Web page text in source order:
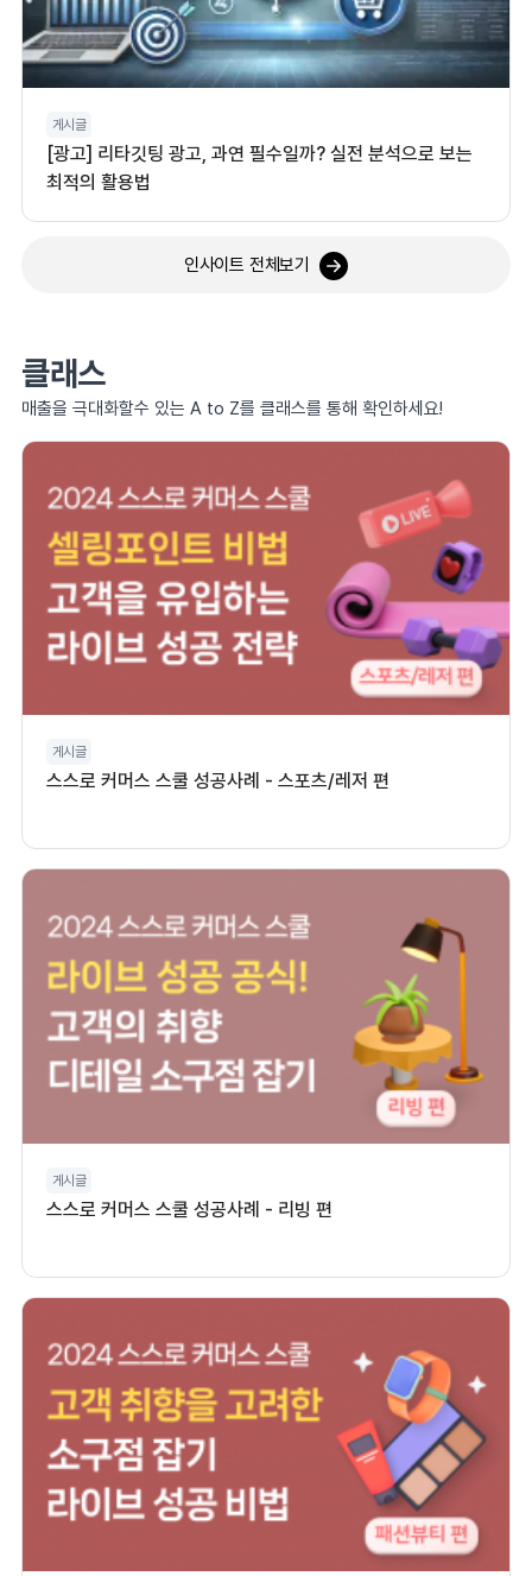
게시글
[광고] 리타깃팅 광고, 과연 필수일까? 실전 분석으로 보는
최적의 활용법
인사이트 전체보기
클래스
매출을 극대화할수 있는 A to Z를 클래스를 통해 확인하세요!
게시글
스스로 커머스 스쿨 성공사례 - 스포츠/레저 편
게시글
스스로 커머스 스쿨 성공사례 - 리빙 편